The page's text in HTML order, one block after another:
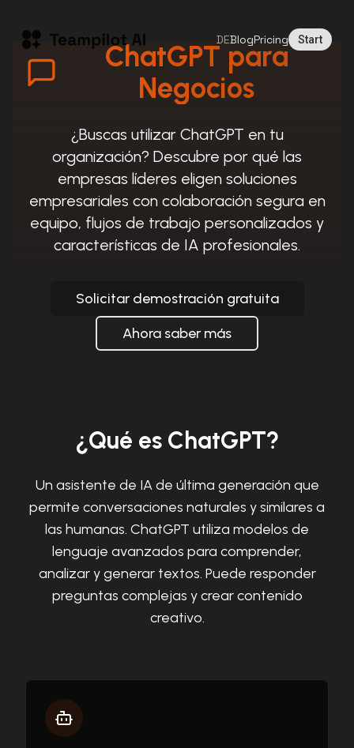
DEBlogPricing Start
ChatGPT para
Negocios
¿Buscas utilizar ChatGPT en tu
organización? Descubre por qué las
empresas líderes eligen soluciones
empresariales con colaboración segura en
equipo, flujos de trabajo personalizados y
características de IA profesionales.
Solicitar demostración gratuita
Ahora saber más
¿Qué es ChatGPT?
Un asistente de IA de última generación que
permite conversaciones naturales y similares a
las humanas. ChatGPT utiliza modelos de
lenguaje avanzados para comprender,
analizar y generar textos. Puede responder
preguntas complejas y crear contenido
creativo.